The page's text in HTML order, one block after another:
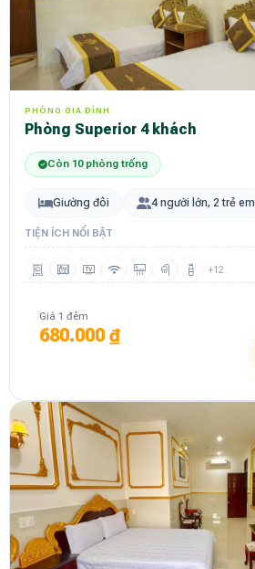
PHÒNG GIA ĐÌNH
Phòng Superior 4 khách
Còn 10 phòng trống
Giường đôi 4 người lớn, 2 trẻ em
TIỆN ÍCH NỔI BẬT
+12
Giá 1 đêm
680.000 ₫